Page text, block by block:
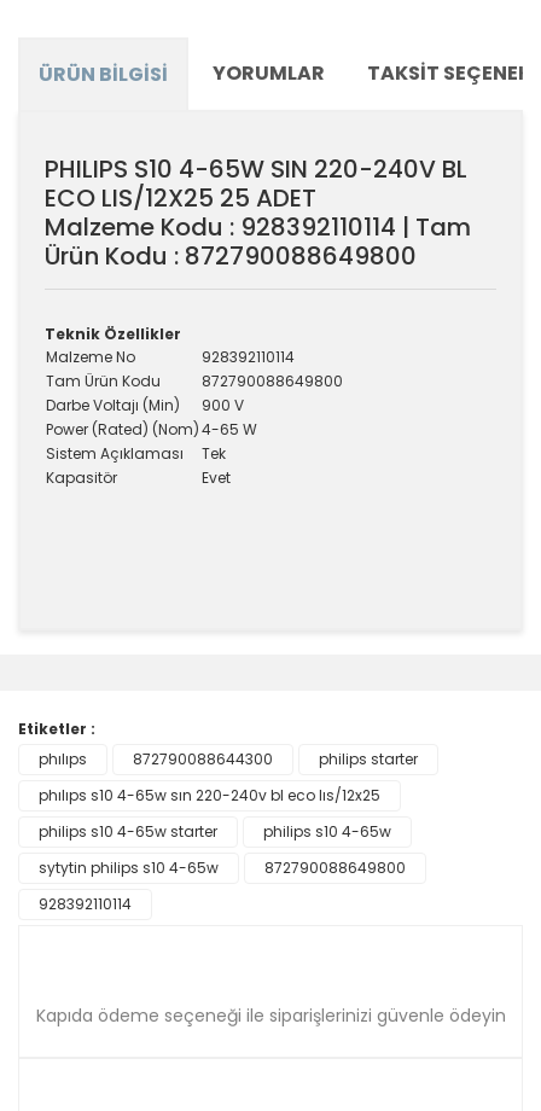
ÜRÜN BILGISI YORUMLAR TAKSIT
PHILIPS S10 4-65W SIN 220-240V BL
ECO LIS/12X25 25 ADET
Malzeme Kodu : 928392110114 | Tam
Ürün Kodu : 872790088649800
Teknik Özellikler
Malzeme No
928392110114
Tam Ürün Kodu
872790088649800
Darbe Voltajı (Min)
900 V
Power (Rated) (Nom)4-65 W
Sistem Açıklaması
Tek
Kapasitör
Evet
Ürün resmi kalitesiz, bozuk veya görüntülenemiyor.
Ürün açıklamasında eksik bilgiler bulunuyor.
Ürün bilgilerinde hatalar bulunuyor.
Ürün fiyatı diğer sitelerden daha pahalı.
Bu ürüne benzer farklı alternatifler olmalı.
Etiketler :
phılıps
872790088644300
philips starter
phılıps s10 4-65w sın 220-240v bl eco lıs/12x25
philips s10 4-65w starter
philips s10 4-65w
sytytin philips s10 4-65w
872790088649800
928392110114
Kapıda ödeme seçeneği ile siparişlerinizi güvenle ödeyin